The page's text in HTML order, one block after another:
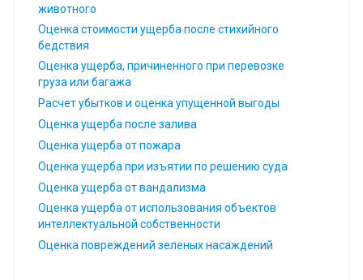
животного
Оценка стоимости ущерба после стихийного
бедствия
Оценка ущерба, причиненного при перевозке
груза или багажа
Расчет убытков и оценка упущенной выгоды
Оценка ущерба после залива
Оценка ущерба от пожара
Оценка ущерба при изъятии по решению суда
Оценка ущерба от вандализма
Оценка ущерба от использования объектов
интеллектуальной собственности
Оценка повреждений зеленых насаждений